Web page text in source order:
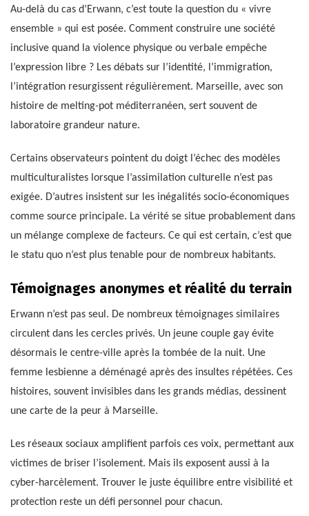
Au-delà du cas d’Erwann, c’est toute la question du « vivre
ensemble » qui est posée. Comment construire une société
inclusive quand la violence physique ou verbale empêche
l’expression libre ? Les débats sur l’identité, l’immigration,
l’intégration resurgissent régulièrement. Marseille, avec son
histoire de melting-pot méditerranéen, sert souvent de
laboratoire grandeur nature.
Certains observateurs pointent du doigt l’échec des modèles
multiculturalistes lorsque l’assimilation culturelle n’est pas
exigée. D’autres insistent sur les inégalités socio-économiques
comme source principale. La vérité se situe probablement dans
un mélange complexe de facteurs. Ce qui est certain, c’est que
le statu quo n’est plus tenable pour de nombreux habitants.
Témoignages anonymes et réalité du terrain
Erwann n’est pas seul. De nombreux témoignages similaires
circulent dans les cercles privés. Un jeune couple gay évite
désormais le centre-ville après la tombée de la nuit. Une
femme lesbienne a déménagé après des insultes répétées. Ces
histoires, souvent invisibles dans les grands médias, dessinent
une carte de la peur à Marseille.
Les réseaux sociaux amplifient parfois ces voix, permettant aux
victimes de briser l’isolement. Mais ils exposent aussi à la
cyber-harcèlement. Trouver le juste équilibre entre visibilité et
protection reste un défi personnel pour chacun.